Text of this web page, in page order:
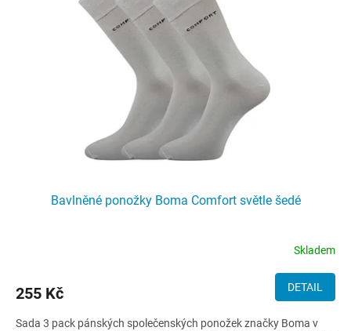
Bavlněné ponožky Boma Comfort světle šedé
Skladem
255 Kč DETAIL
Sada 3 pack pánských společenských ponožek značky Boma v